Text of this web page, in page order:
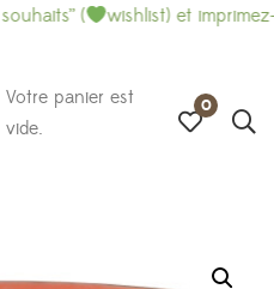
( wishlist) et imprimez-
Votre panier est
vide.
0